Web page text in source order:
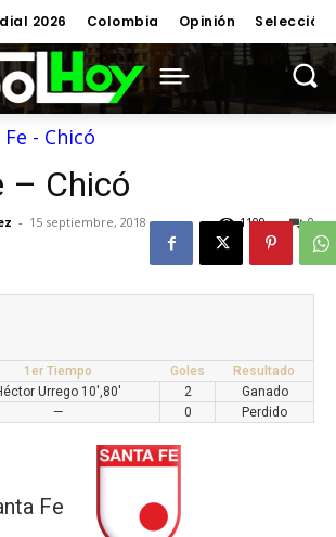
2026 Colombia Opinión Selección
- Chicó
– Chicó
- 15 septiembre, 2018 0
1109
1er Tiempo Goles
Resultado
Urrego 10',80' 2
Ganado
— 0 Perdido
Fe